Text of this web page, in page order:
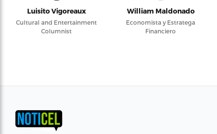
Luisito Vigoreaux
Cultural and Entertainment
Columnist
William Maldonado
Economista y Estratega
Financiero